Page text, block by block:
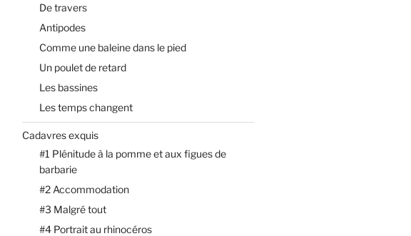
De travers
Antipodes
Comme une baleine dans le pied
Un poulet de retard
Les bassines
Les temps changent
Cadavres exquis
#1 Plénitude à la pomme et aux figues de
barbarie
#2 Accommodation
#3 Malgré tout
#4 Portrait au rhinocéros